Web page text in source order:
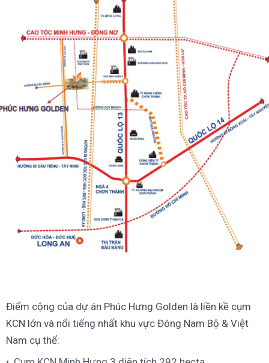
Điểm cộng của dự án Phúc Hưng Golden là liền kề cụm
KCN lớn và nổi tiếng nhất khu vực Đông Nam Bộ & Việt
Nam cụ thể: